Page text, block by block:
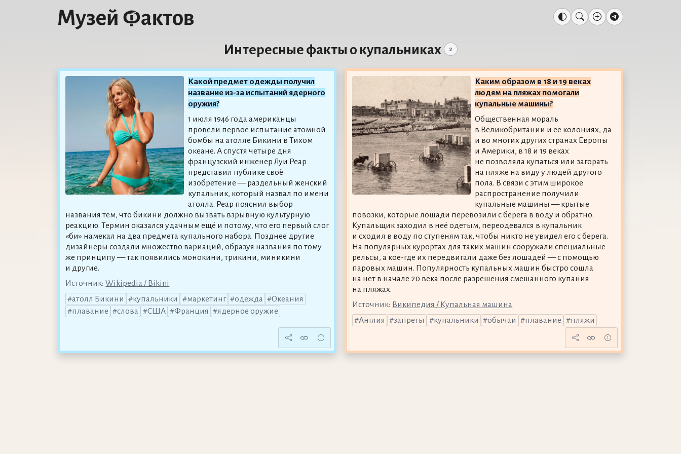
Интересные факты о купальниках 2
Какой предмет одежды получил
название из-за испытаний ядерного
оружия?
1 июля 1946 года американцы
провели первое испытание атомной
бомбы на атолле Бикини в Тихом
океане. А спустя четыре дня
французский инженер Луи Реар
представил публике своё
изобретение — раздельный женский
купальник, который назвал по имени
атолла. Реар пояснил выбор
названия тем, что бикини должно вызвать взрывную культурную
реакцию. Термин оказался удачным ещё и потому, что его первый слог
«би» намекал на два предмета купального набора. Позднее другие
дизайнеры создали множество вариаций, образуя названия по тому
же принципу — так появились монокини, трикини, миникини
и другие.
Источник: Wikipedia / Bikini
атолл Бикини
купальники маркетинг одежда
Океания
плавание
слова США Франция ядерное оружие
Каким образом в 18 и 19 веках
людям на пляжах помогали
купальные машины?
Общественная мораль
в Великобритании и её колониях, да
и во многих других странах Европы
и Америки, в 18 и 19 веках
не позволяла купаться или загорать
на пляже на виду у людей другого
пола. В связи с этим широкое
распространение получили
купальные машины — крытые
повозки, которые лошади перевозили с берега в воду и обратно.
Купальщик заходил в неё одетым, переодевался в купальник
и сходил в воду по ступеням так, чтобы никто не увидел его с берега.
На популярных курортах для таких машин сооружали специальные
рельсы, а кое-где их передвигали даже без лошадей — с помощью
паровых машин. Популярность купальных машин быстро сошла
на нет в начале 20 века после разрешения смешанного купания
на пляжах.
Источник: Википедия / Купальная машина
Англия
запреты купальники обычаи плавание пляжи